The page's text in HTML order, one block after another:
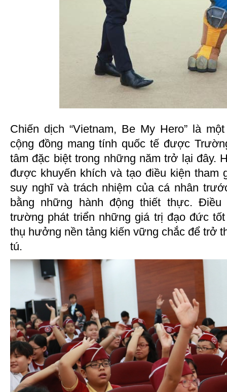
Chiến dịch “Vietnam, Be My Hero” là
cộng đồng mang tính quốc tế được
tâm đặc biệt trong những năm trở lại đây.
được khuyến khích và tạo điều kiện tham
suy nghĩ và trách nhiệm của cá nhân
bằng những hành động thiết thực.
trường phát triển những giá trị đạo đức
thụ hưởng nền tảng kiến vững chắc để trở
tú.